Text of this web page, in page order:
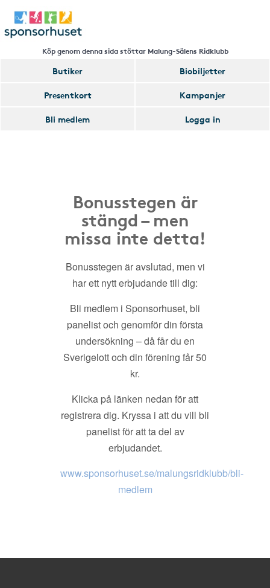
Köp genom denna sida stöttar Malung-Sälens Ridklubb
Butiker
Biobiljetter
Presentkort
Kampanjer
Bli medlem
Logga in
Bonusstegen är
stängd – men
missa inte detta!
Bonusstegen är avslutad, men vi
har ett nytt erbjudande till dig:
Bli medlem i Sponsorhuset, bli
panelist och genomför din första
undersökning – då får du en
Sverigelott och din förening får 50
kr.
Klicka på länken nedan för att
registrera dig. Kryssa i att du vill bli
panelist för att ta del av
erbjudandet.
www.sponsorhuset.se/malungsridklubb/bli-
medlem